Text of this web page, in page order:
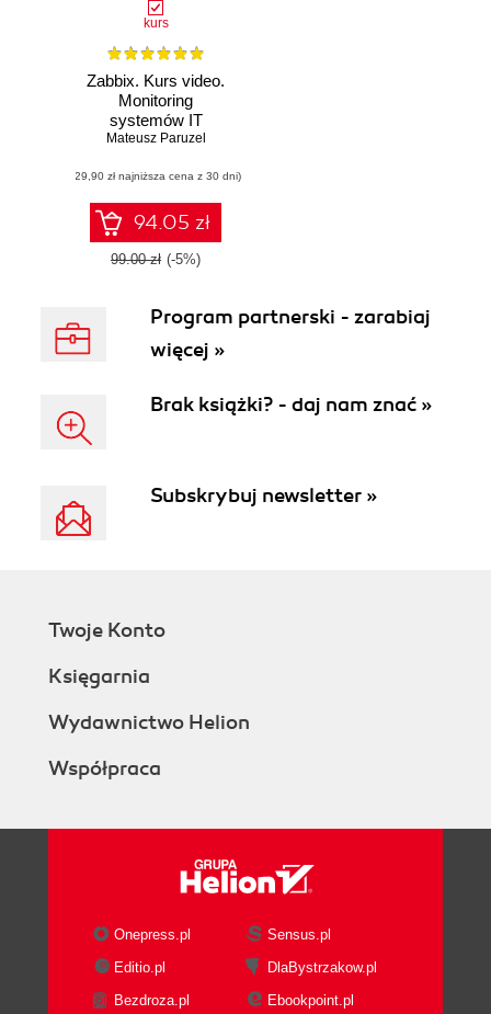
kurs
Zabbix. Kurs video.
Monitoring
systemów IT
Mateusz Paruzel
(29,90 zł najniższa cena z 30 dni)
94.05 zł
99.00 zł (-5%)
Program partnerski - zarabiaj
więcej »
Brak książki? - daj nam znać »
Subskrybuj newsletter »
Twoje Konto
Księgarnia
Wydawnictwo Helion
Współpraca
Onepress.pl
Sensus.pl
Editio.pl
DlaBystrzakow.pl
Bezdroza.pl
Ebookpoint.pl